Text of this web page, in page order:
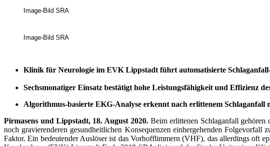
Image-Bild SRA
Image-Bild SRA
Klinik für Neurologie im EVK Lippstadt führt automatisierte
Sechsmonatiger Einsatz bestätigt hohe Leistungsfähigkeit und Effizienz
Algorithmus-basierte EKG-Analyse erkennt nach erlittenem
Pirmasens und Lippstadt, 18. August 2020. Beim erlittenen Schlaganfall
noch gravierenderen gesund­heitlichen Konsequenzen einhergehenden
Faktor. Ein bedeutender Auslöser ist das Vorhofflimmern (VHF), das allerdings oft